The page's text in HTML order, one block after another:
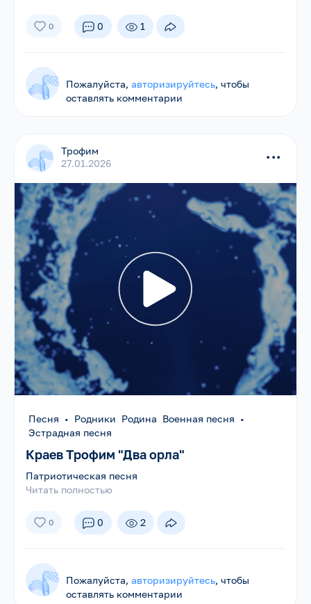
0 0 1
Пожалуйста,авторизируйтесь, чтобы
оставлять комментарии
Трофим
27.01.2026
...
Песня • Родники Родина Военная песня •
Эстрадная песня
Краев Трофим "Два орла"
Патриотическая песня
Читать полностью
0 0 2
Пожалуйста,авторизируйтесь, чтобы
оставлять комментарии